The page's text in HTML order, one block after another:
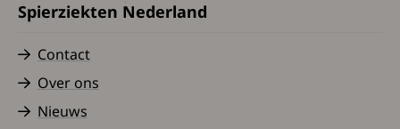
Spierziekten Nederland
Contact
Over ons
Nieuws